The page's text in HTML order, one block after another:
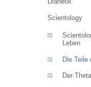
Scientology
Leben
Die Teile
Der